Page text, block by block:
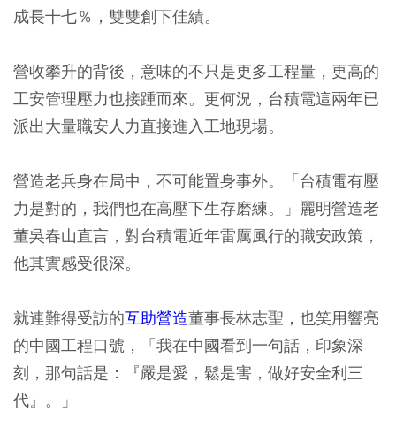
成長十七％，雙雙創下佳績。
營收攀升的背後，意味的不只是更多工程量，更高的
工安管理壓力也接踵而來。更何況，台積電這兩年已
派出大量職安人力直接進入工地現場。
營造老兵身在局中，不可能置身事外。「台積電有壓
力是對的，我們也在高壓下生存磨練。」麗明營造老
董吳春山直言，對台積電近年雷厲風行的職安政策，
他其實感受很深。
就連難得受訪的互助營造董事長林志聖，也笑用響亮
的中國工程口號，「我在中國看到一句話，印象深
刻，那句話是：『嚴是愛，鬆是害，做好安全利三
代』。」